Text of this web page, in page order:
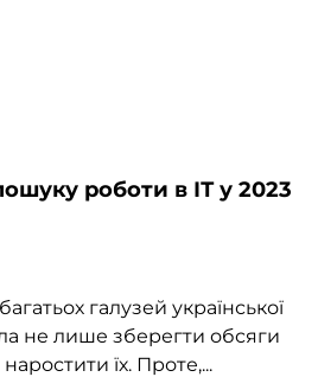
роботи в ІТ у 2023
галузей української
не лише зберегти обсяги
їх. Проте,...